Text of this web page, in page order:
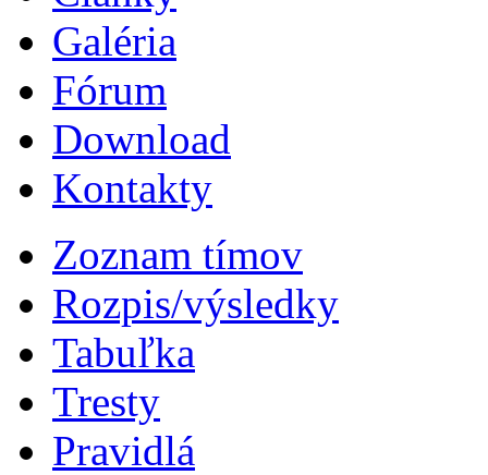
Galéria
Fórum
Download
Kontakty
Zoznam tímov
Rozpis/výsledky
Tabuľka
Tresty
Pravidlá